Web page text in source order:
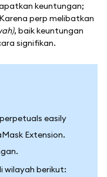
keuntungan;
perp melibatkan
, baik keuntungan
signifikan.
easily
Extension.
wilayah berikut: